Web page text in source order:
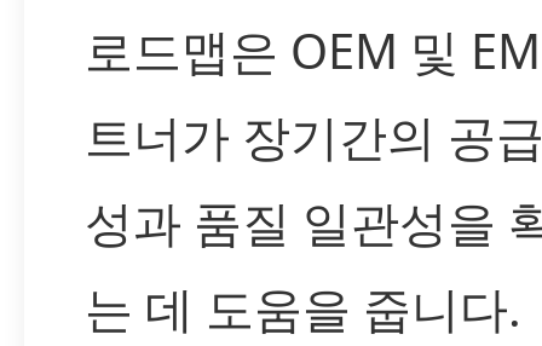
로드맵은 OEM 및
트너가 장기간의 공
성과 품질 일관성을
는 데 도움을 줍니다.